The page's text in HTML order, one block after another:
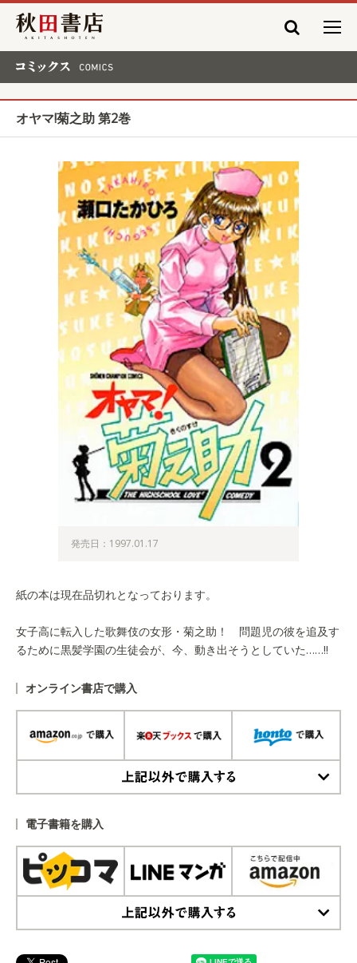
秋田書店
オヤマ!菊之助 第2巻
発売日：1997.01.17
紙の本は現在品切れとなっております。
女子高に転入した歌舞伎の女形・菊之助！ 問題児の彼を追及す
るために黒髪学園の生徒会が、今、動き出そうとしていた……!!
オンライン書店で購入
電子書籍を購入